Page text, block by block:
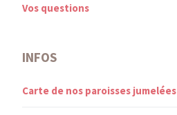
Vos questions
INFOS
Carte de nos paroisses jumelées